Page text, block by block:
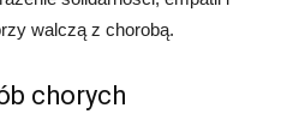
walczą z chorobą.
chorych